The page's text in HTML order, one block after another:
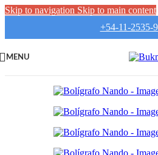
Skip to navigation Skip to main content
+54-11-2535-
MENU